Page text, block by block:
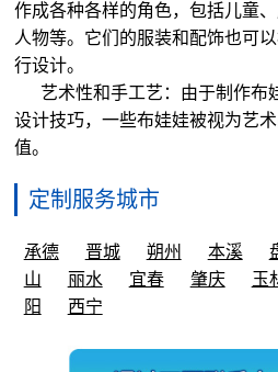
作成各种各样的角色，包括儿童
人物等。它们的服装和配饰也可
行设计。
艺术性和手工艺：由于制作布
设计技巧，一些布娃娃被视为艺
值。
定制服务城市
承德 晋城 朔州 本溪
山
丽水 宜春 肇庆 玉
阳
西宁